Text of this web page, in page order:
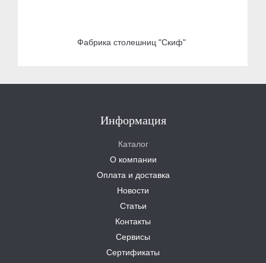
Фабрика столешниц "Скиф"
Информация
Каталог
О компании
Оплата и доставка
Новости
Статьи
Контакты
Сервисы
Сертификаты